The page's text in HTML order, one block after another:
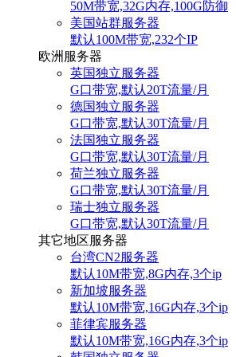
50M带宽,32G内存,100G防御
美国站群服务器
默认100M带宽,232个IP
欧洲服务器
英国独立服务器
G口带宽,默认20T流量/月
德国独立服务器
G口带宽,默认30T流量/月
法国独立服务器
G口带宽,默认30T流量/月
荷兰独立服务器
G口带宽,默认30T流量/月
瑞士独立服务器
G口带宽,默认30T流量/月
其它地区服务器
台湾CN2服务器
默认10M带宽,8G内存,3个ip
新加坡服务器
默认10M带宽,16G内存,3个ip
菲律宾服务器
默认10M带宽,16G内存,3个ip